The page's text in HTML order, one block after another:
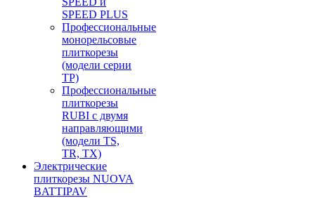
SPEED PLUS
Профессиональные
монорельсовые
плиткорезы
(модели серии
TP)
Профессиональные
плиткорезы
RUBI с двумя
направляющими
(модели TS,
TR, TX)
Электрические
плиткорезы NUOVA
BATTIPAV